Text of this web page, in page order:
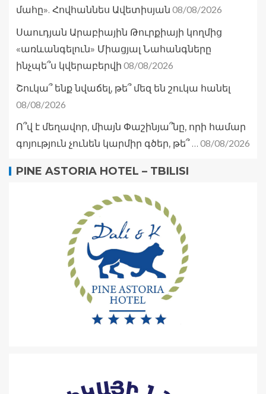
մահը». Հովհաննես Ավետիսյան 08/08/2026
Սաուդյան Արաբիային Թուրքիայի կողմից
«առևանգելուն» Միացյալ Նահանգները
ինչպե՞ս կվերաբերվի 08/08/2026
Շուկա՞ ենք նվաճել, թե՞ մեզ են շուկա հանել
08/08/2026
Ո՞վ է մեղավոր, միայն Փաշինյա՞նը, որի համար
գոյություն չունեն կարմիր գծեր, թե՞ … 08/08/2026
PINE ASTORIA HOTEL – TBILISI